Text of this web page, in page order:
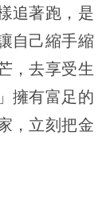
追著跑，是
自己縮手縮
，去享受生
擁有富足的
，立刻把金